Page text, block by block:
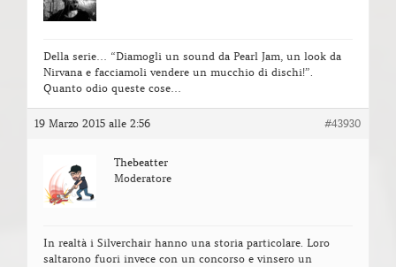
Della serie… “Diamogli un sound da Pearl Jam, un look da
Nirvana e facciamoli vendere un mucchio di dischi!”.
Quanto odio queste cose…
19 Marzo 2015 alle 2:56 #43930
Thebeatter
Moderatore
In realtà i Silverchair hanno una storia particolare. Loro
saltarono fuori invece con un concorso e vinsero un